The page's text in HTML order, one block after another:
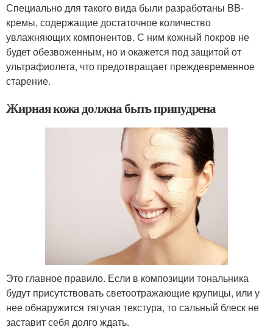
Специально для такого вида были разработаны BB-
кремы, содержащие достаточное количество
увлажняющих компонентов. С ним кожный покров не
будет обезвоженным, но и окажется под защитой от
ультрафиолета, что предотвращает преждевременное
старение.
Жирная кожа должна быть припудрена
Это главное правило. Если в композиции тональника
будут присутствовать светоотражающие крупицы, или у
нее обнаружится тягучая текстура, то сальный блеск не
заставит себя долго ждать.